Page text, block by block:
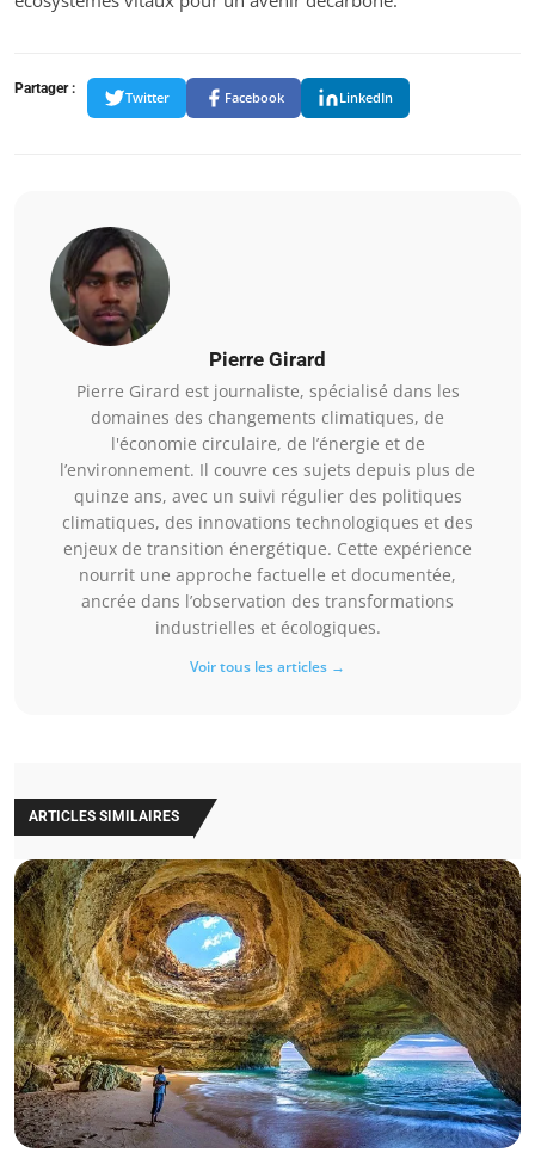
Partager :
Twitter Facebook LinkedIn
Pierre Girard
Pierre Girard est journaliste, spécialisé dans les
domaines des changements climatiques, de
l'économie circulaire, de l’énergie et de
l’environnement. Il couvre ces sujets depuis plus de
quinze ans, avec un suivi régulier des politiques
climatiques, des innovations technologiques et des
enjeux de transition énergétique. Cette expérience
nourrit une approche factuelle et documentée,
ancrée dans l’observation des transformations
industrielles et écologiques.
Voir tous les articles →
ARTICLES SIMILAIRES